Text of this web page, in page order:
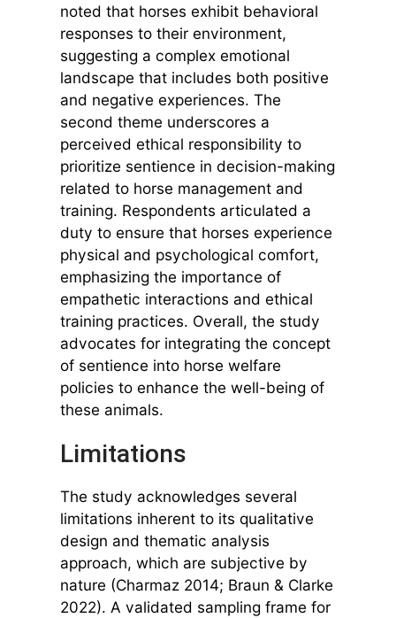
noted that horses exhibit behavioral
responses to their environment,
suggesting a complex emotional
landscape that includes both positive
and negative experiences. The
second theme underscores a
perceived ethical responsibility to
prioritize sentience in decision-making
related to horse management and
training. Respondents articulated a
duty to ensure that horses experience
physical and psychological comfort,
emphasizing the importance of
empathetic interactions and ethical
training practices. Overall, the study
advocates for integrating the concept
of sentience into horse welfare
policies to enhance the well-being of
these animals.
Limitations
The study acknowledges several
limitations inherent to its qualitative
design and thematic analysis
approach, which are subjective by
nature (Charmaz 2014; Braun & Clarke
2022). A validated sampling frame for